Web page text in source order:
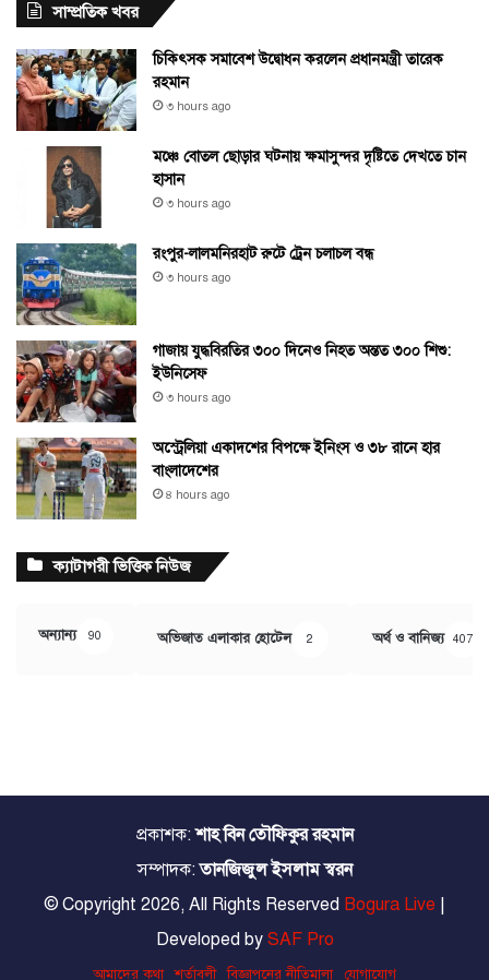
সাম্প্রতিক খবর
চিকিৎসক সমাবেশ উদ্বোধন করলেন প্রধানমন্ত্রী তারেক
রহমান
৩ hours ago
মঞ্চে বোতল ছোড়ার ঘটনায় ক্ষমাসুন্দর দৃষ্টিতে দেখতে চান
হাসান
৩ hours ago
রংপুর-লালমনিরহাট রুটে ট্রেন চলাচল বন্ধ
৩ hours ago
গাজায় যুদ্ধবিরতির ৩০০ দিনেও নিহত অন্তত ৩০০ শিশু:
ইউনিসেফ
৩ hours ago
অস্ট্রেলিয়া একাদশের বিপক্ষে ইনিংস ও ৩৮ রানে হার
বাংলাদেশের
৪ hours ago
ক্যাটাগরী ভিত্তিক নিউজ
অন্যান্য 90 অভিজাত এলাকার হোটেল 2 অর্থ ও বানিজ্য 407
প্রকাশক:শাহ বিন তৌফিকুর রহমান
সম্পাদক:তানজিজুল ইসলাম স্বরন
© Copyright 2026, All Rights Reserved Bogura Live |
Developed by SAF Pro
আমাদের কথা শর্তাবলী বিজ্ঞাপনের নীতিমালা যোগাযোগ